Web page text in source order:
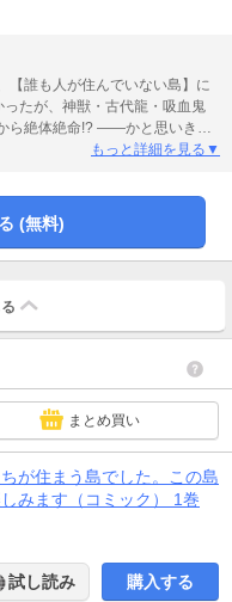
【誰も人が住んでいない島】に
たが、神獣・古代龍・吸血鬼
ら絶体絶命!? ――かと思いき
やら“丈夫”すぎるようで――!?カ
もっと詳細を見る▼
(無料)
まとめ買い
が住まう島でした。この島
みます（コミック） 1巻
試し読み 購入する